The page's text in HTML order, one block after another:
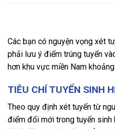
Các bạn có nguyện vọng xét
phải lưu ý điểm trúng tuyển
hơn khu vực miền Nam
TIÊU CHÍ TUYỂN SINH
Theo quy định xét tuyển từ
điểm đổi mới trong tuyển sinh